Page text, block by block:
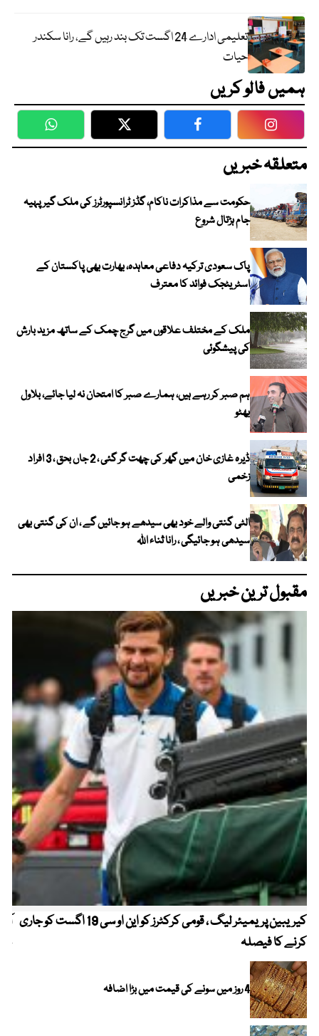
تعلیمی ادارے 24 اگست تک بند رہیں گے، رانا سکندر
حیات
ہمیں فالو کریں
WhatsApp Twitter Facebook
متعلقہ خبریں
حکومت سے مذاکرات ناکام، گڈز ٹرانسپورٹرز کی ملک گیر پہیہ
جام ہڑتال شروع
پاک سعودی ترکیہ دفاعی معاہدہ، بھارت بھی پاکستان کے
اسٹریٹجک فوائد کا معترف
ملک کے مختلف علاقوں میں گرج چمک کے ساتھ مزید بارش
کی پیشگوئی
ہم صبر کر رہے ہیں، ہمارے صبر کا امتحان نہ لیا جائے، بلاول
بھٹو
ڈیرہ غازی خان میں گھر کی چھت گر گئی ، 2 جاں بحق ، 3 افراد
زخمی
الٹی گنتی والے خود بھی سیدھے ہو جائیں گے ، ان کی گنتی بھی
سیدھی ہو جائیگی ، رانا ثناء اللہ
مقبول ترین خبریں
کیریبین پریمیئر لیگ ، قومی کرکٹرز کو این او سی 19 اگست کو جاری
کرنے کا فیصلہ
4 روز میں سونے کی قیمت میں بڑا اضافہ